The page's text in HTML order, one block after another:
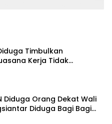
Timbulkan
Kerja Tidak
Diduga Orang Dekat Wali
Diduga Bagi Bagi